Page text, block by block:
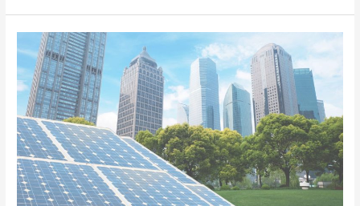
הפיתוח
האמריקני
שיהפוך
פסולת
לאנרגיה
נקייה